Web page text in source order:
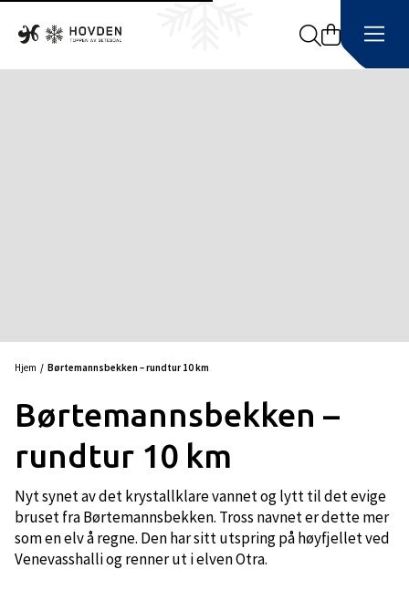
Search
Hjem Børtemannsbekken – rundtur 10 km
Børtemannsbekken –
rundtur 10 km
Nyt synet av det krystallklare vannet og lytt til det evige
bruset fra Børtemannsbekken. Tross navnet er dette mer
som en elv å regne. Den har sitt utspring på høyfjellet ved
Venevasshalli og renner ut i elven Otra.